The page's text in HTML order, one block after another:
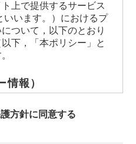
上で提供するサービス
いいます。）におけるプ
ついて，以下のとおり
下，「本ポリシー」と
情報）
人情報」を指すものと
方針に同意する